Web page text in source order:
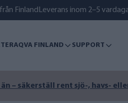
Finland Leverans inom 2–5
AQVA FINLAND SUPPORT
– säkerställ rent sjö-, havs-